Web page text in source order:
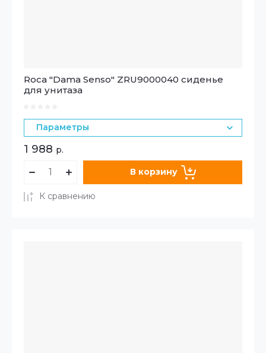
Roca "Dama Senso" ZRU9000040 сиденье
для унитаза
Параметры
1 988 р.
В корзину
К сравнению